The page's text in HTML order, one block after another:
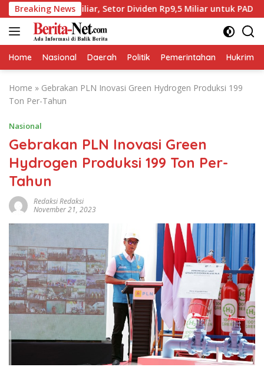
Skip
to
content
Breaking News
Miliar, Setor Dividen Rp9,5 Miliar untuk PAD BPJS
Home Nasional Daerah Politik Pemerintahan Hukrim
Home » Gebrakan PLN Inovasi Green Hydrogen Produksi 199
Ton Per-Tahun
Nasional
Gebrakan PLN Inovasi Green
Hydrogen Produksi 199 Ton Per-
Tahun
Redaksi Redaksi
November 21, 2023